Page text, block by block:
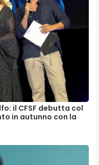
il CFSF debutta col
in autunno con la